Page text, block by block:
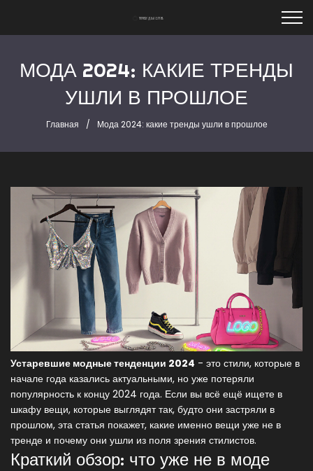
МОДА 2024: КАКИЕ ТРЕНДЫ
УШЛИ В ПРОШЛОЕ
Главная Мода 2024: какие тренды ушли в прошлое
Устаревшие модные тенденции 2024 - это стили, которые в
начале года казались актуальными, но уже потеряли
популярность к концу 2024 года. Если вы всё ещё ищете в
шкафу вещи, которые выглядят так, будто они застряли в
прошлом, эта статья покажет, какие именно вещи уже не в
тренде и почему они ушли из поля зрения стилистов.
Краткий обзор: что уже не в моде